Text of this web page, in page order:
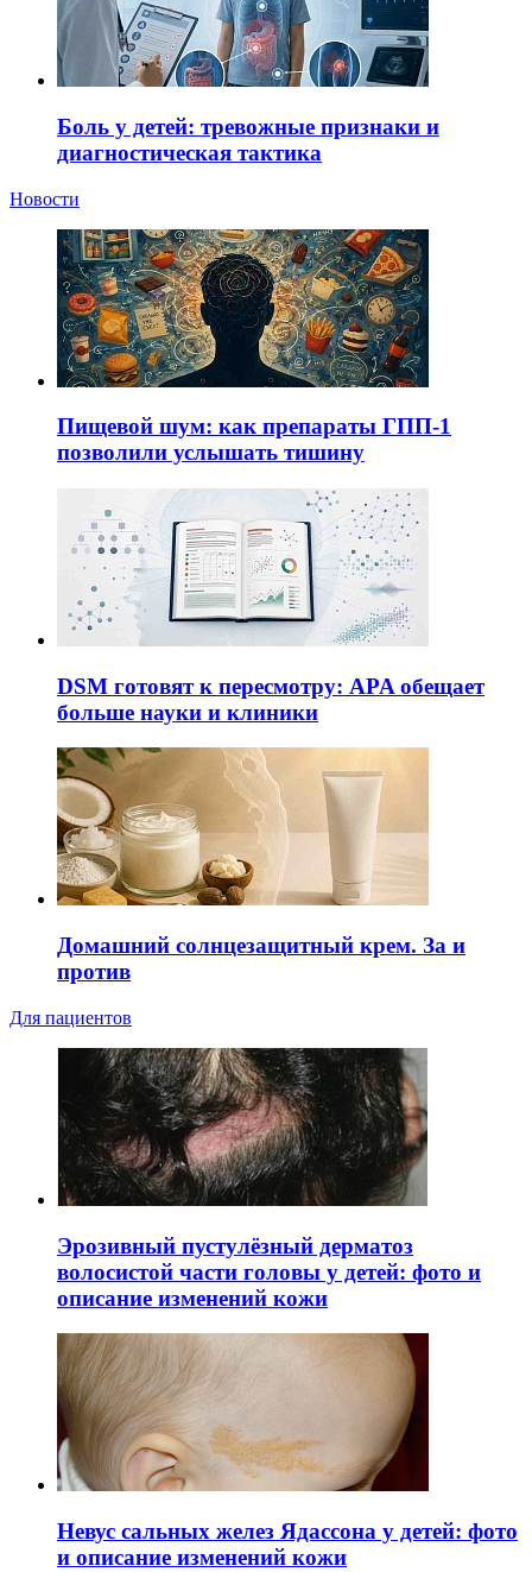
Боль у детей: тревожные признаки и
диагностическая тактика
Новости
Пищевой шум: как препараты ГПП-1
позволили услышать тишину
DSM готовят к пересмотру: APA обещает
больше науки и клиники
Домашний солнцезащитный крем. За и
против
Для пациентов
Эрозивный пустулёзный дерматоз
волосистой части головы у детей: фото и
описание изменений кожи
Невус сальных желез Ядассона у детей: фото
и описание изменений кожи